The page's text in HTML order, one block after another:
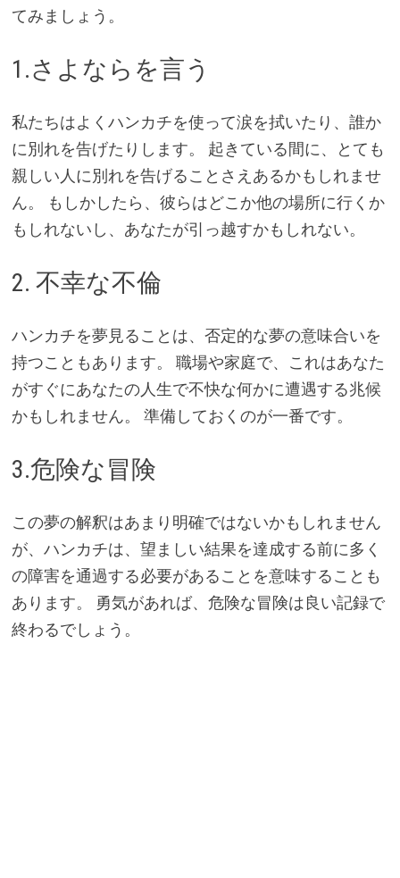
てみましょう。
1.さよならを言う
私たちはよくハンカチを使って涙を拭いたり、誰か
に別れを告げたりします。 起きている間に、とても
親しい人に別れを告げることさえあるかもしれませ
ん。 もしかしたら、彼らはどこか他の場所に行くか
もしれないし、あなたが引っ越すかもしれない。
2. 不幸な不倫
ハンカチを夢見ることは、否定的な夢の意味合いを
持つこともあります。 職場や家庭で、これはあなた
がすぐにあなたの人生で不快な何かに遭遇する兆候
かもしれません。 準備しておくのが一番です。
3.危険な冒険
この夢の解釈はあまり明確ではないかもしれません
が、ハンカチは、望ましい結果を達成する前に多く
の障害を通過する必要があることを意味することも
あります。 勇気があれば、危険な冒険は良い記録で
終わるでしょう。